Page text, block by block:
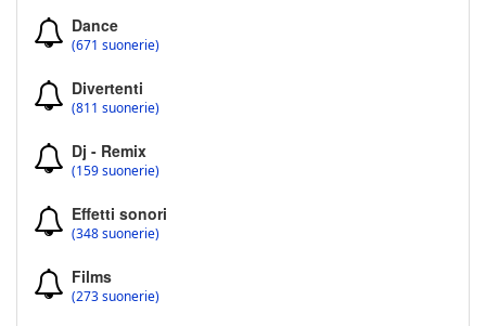
Dance
(671 suonerie)
Divertenti
(811 suonerie)
Dj - Remix
(159 suonerie)
Effetti sonori
(348 suonerie)
Films
(273 suonerie)